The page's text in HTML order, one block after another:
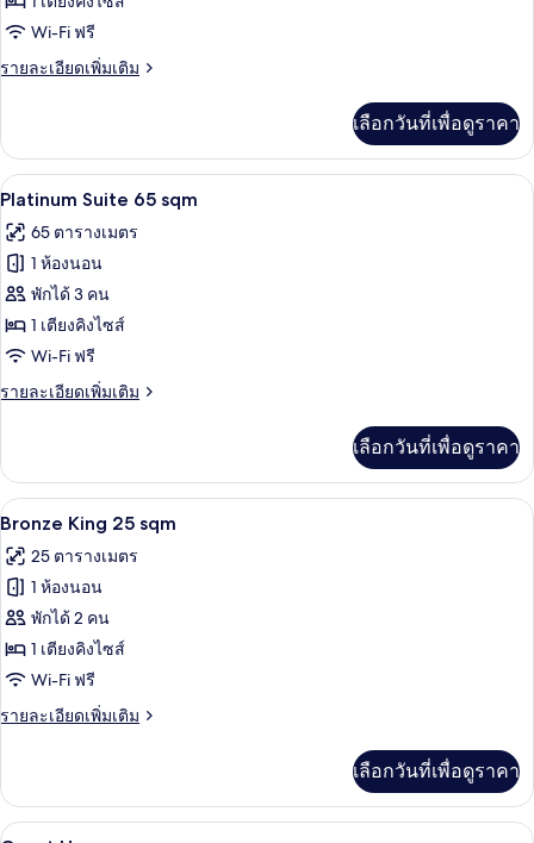
Suite
sqm
Wi-Fi ฟรี
รายละเอียดเพิ่มเติม
ราย
เกี่ยว
กับ
Gold
51
sqm
เลือกวันที่เพื่อดูราคา
เปิด
ภาพถ่าย
ทั้งหมด
ของ
Platinum
Suite
sqm
Platinum Suite 65 sqm | ผ้าปูที่นอนฝ้
21
Platinum Suite 65 sqm
65 ตารางเมตร
1 ห้องนอน
พักได้ 3 คน
1 เตียงคิงไซส์
Wi-Fi ฟรี
รายละเอียดเพิ่มเติม
ราย
เกี่ยว
กับ
Platinum
65
sqm
เลือกวันที่เพื่อดูราคา
เปิด
ภาพถ่าย
ทั้งหมด
ของ
Bronze
King
sqm
Bronze King 25 sqm | ผ้าปูที่นอนฝ้าย
14
Bronze King 25 sqm
25 ตารางเมตร
1 ห้องนอน
พักได้ 2 คน
1 เตียงคิงไซส์
Wi-Fi ฟรี
รายละเอียดเพิ่มเติม
ราย
เกี่ยว
กับ
เลือกวันที่เพื่อดูราคา
เปิด
Guest House | ผ้าปูที่นอนฝ้ายอียิปต์,